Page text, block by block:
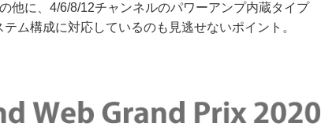
他に、4/6/8/12チャンネルのパワーアンプ内蔵タイプ
ム構成に対応しているのも見逃せないポイント。